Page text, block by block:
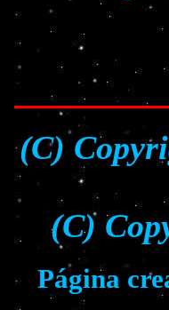
(C)
(C)
Página